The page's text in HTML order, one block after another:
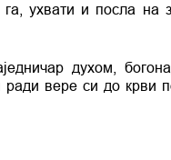
ухвати и посла на
духом,
ради вере си до крви